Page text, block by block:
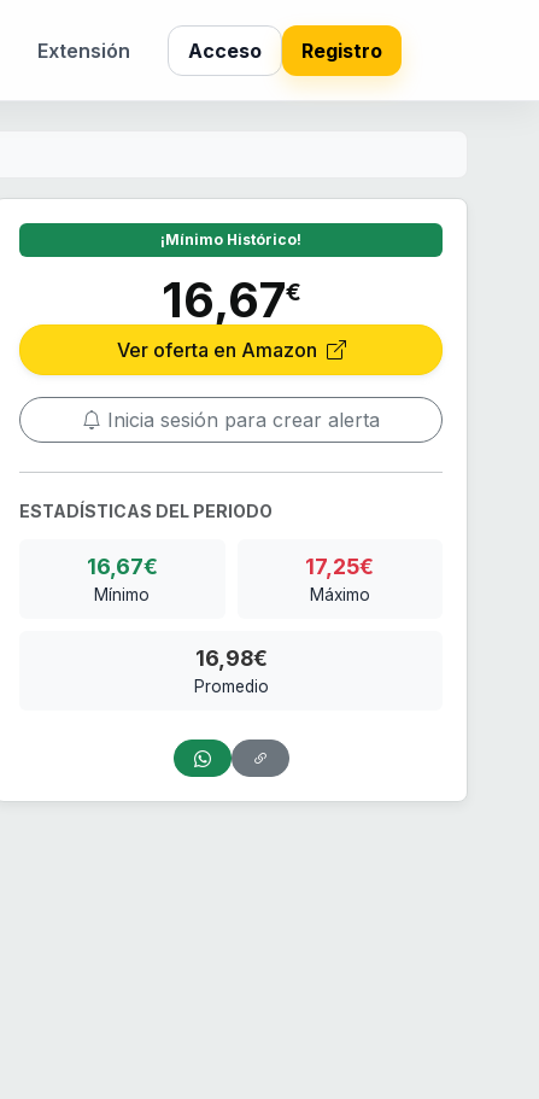
Extensión Acceso Registro
¡Mínimo Histórico!
16,67€
Ver oferta en Amazon
Inicia sesión para crear alerta
ESTADÍSTICAS DEL PERIODO
16,67€
Mínimo
17,25€
Máximo
16,98€
Promedio